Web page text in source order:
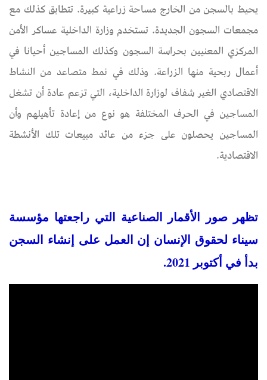
يحيط بالسجن من الخارج مساحة زراعية كبيرة. تتطابق كذلك مع
مجمعات السجون الجديدة. تستخدم وزارة الداخلية عساكر الأمن
المركزي المعنيين بحراسة السجون وكذلك المساجين أحيانا في
أعمال ربحية منها الزراعة. وذلك في نمط متصاعد من النشاط
الاقتصادي الغير شفاف لوزارة الداخلية، التي تزعم عادة أن تشغل
المساجين في الحرف المختلفة هو نوع من إعادة تأهيلهم وأن
المساجين يحصلون على جزء من عائد مبيعات تلك الأنشطة
الاقتصادية.
تظهر صور الأقمار الصناعية التي راجعتها مؤسسة
سيناء لحقوق الإنسان إن العمل على إنشاء السجن
بدأ في أكتوبر 2021.